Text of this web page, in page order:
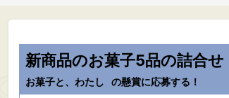
新商品のお菓子5品の詰合せ
お菓子と、わたし の懸賞に応募する！